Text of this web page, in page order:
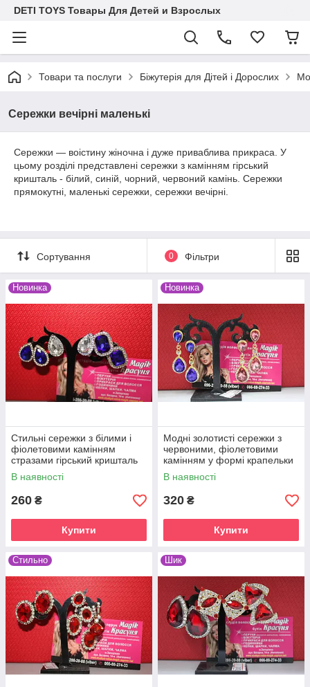
DETI TOYS Товары Для Детей и Взрослых
Товари та послуги Біжутерія для Дітей і Дорослих
Сережки вечірні маленькі
Сережки — воістину жіночна і дуже приваблива прикраса. У
цьому розділі представлені сережки з камінням гірський
кришталь - білий, синій, чорний, червоний камінь. Сережки
прямокутні, маленькі сережки, сережки вечірні.
Сортування 0 Фільтри
Новинка
Стильні сережки з білими і
фіолетовими камінням
стразами гірський кришталь
В наявності
260 ₴
Купити
Новинка
Модні золотисті сережки з
червоними, фіолетовими
камінням у формі крапельки
В наявності
320 ₴
Купити
Стильно Шик